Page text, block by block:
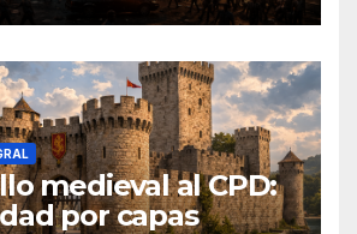
medieval al CPD:
por capas